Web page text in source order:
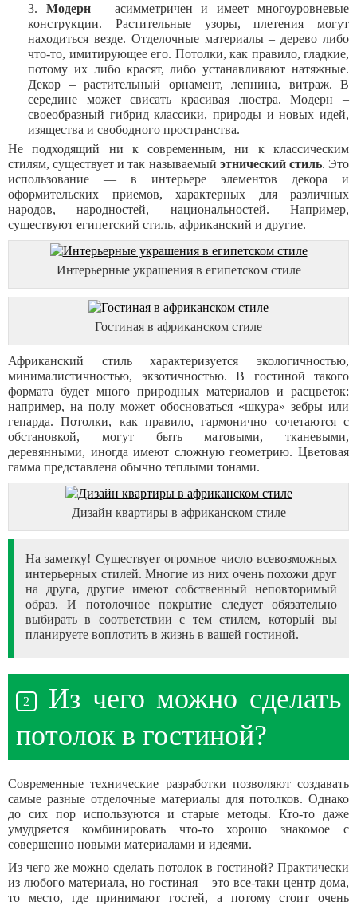
Модерн– асимметричен и имеет многоуровневые
конструкции. Растительные узоры, плетения могут
находиться везде. Отделочные материалы – дерево либо
что-то, имитирующее его. Потолки, как правило, гладкие,
потому их либо красят, либо устанавливают натяжные.
Декор – растительный орнамент, лепнина, витраж. В
середине может свисать красивая люстра. Модерн –
своеобразный гибрид классики, природы и новых идей,
изящества и свободного пространства.
Не подходящий ни к современным, ни к классическим
стилям, существует и так называемый этнический стиль. Это
использование — в интерьере элементов декора и
оформительских приемов, характерных для различных
народов, народностей, национальностей. Например,
существуют египетский стиль, африканский и другие.
Интерьерные украшения в египетском стиле
Гостиная в африканском стиле
Африканский стиль характеризуется экологичностью,
минималистичностью, экзотичностью. В гостиной такого
формата будет много природных материалов и расцветок:
например, на полу может обосноваться «шкура» зебры или
гепарда. Потолки, как правило, гармонично сочетаются с
обстановкой, могут быть матовыми, тканевыми,
деревянными, иногда имеют сложную геометрию. Цветовая
гамма представлена обычно теплыми тонами.
Дизайн квартиры в африканском стиле
На заметку! Существует огромное число всевозможных
интерьерных стилей. Многие из них очень похожи друг
на друга, другие имеют собственный неповторимый
образ. И потолочное покрытие следует обязательно
выбирать в соответствии с тем стилем, который вы
планируете воплотить в жизнь в вашей гостиной.
Из чего можно сделать
потолок в гостиной?
Современные технические разработки позволяют создавать
самые разные отделочные материалы для потолков. Однако
до сих пор используются и старые методы. Кто-то даже
умудряется комбинировать что-то хорошо знакомое с
совершенно новыми материалами и идеями.
Из чего же можно сделать потолок в гостиной? Практически
из любого материала, но гостиная – это все-таки центр дома,
то место, где принимают гостей, а потому стоит очень